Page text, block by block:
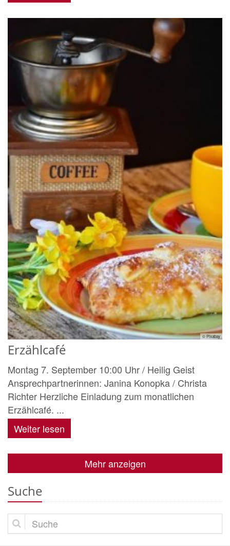
© Pixabay
Erzählcafé
Montag 7. September 10:00 Uhr / Heilig Geist
Ansprechpartnerinnen: Janina Konopka / Christa
Richter Herzliche Einladung zum monatlichen
Erzählcafé. ...
Weiter lesen
Mehr anzeigen
Suche
Suche